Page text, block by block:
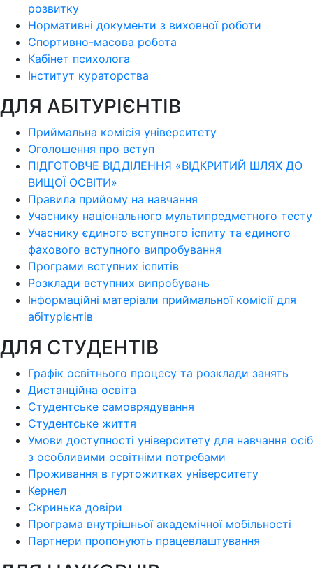
розвитку
Нормативні документи з виховної роботи
Спортивно-масова робота
Кабінет психолога
Інститут кураторства
ДЛЯ АБІТУРІЄНТІВ
Приймальна комісія університету
Оголошення про вступ
ПІДГОТОВЧЕ ВІДДІЛЕННЯ «ВІДКРИТИЙ ШЛЯХ ДО
ВИЩОЇ ОСВІТИ»
Правила прийому на навчання
Учаснику національного мультипредметного тесту
Учаснику єдиного вступного іспиту та єдиного
фахового вступного випробування
Програми вступних іспитів
Розклади вступних випробувань
Інформаційні матеріали приймальної комісії для
абітурієнтів
ДЛЯ СТУДЕНТІВ
Графік освітнього процесу та розклади занять
Дистанційна освіта
Студентське самоврядування
Студентське життя
Умови доступності університету для навчання осіб
з особливими освітніми потребами
Проживання в гуртожитках університету
Кернел
Скринька довіри
Програма внутрішньої академічної мобільності
Партнери пропонують працевлаштування